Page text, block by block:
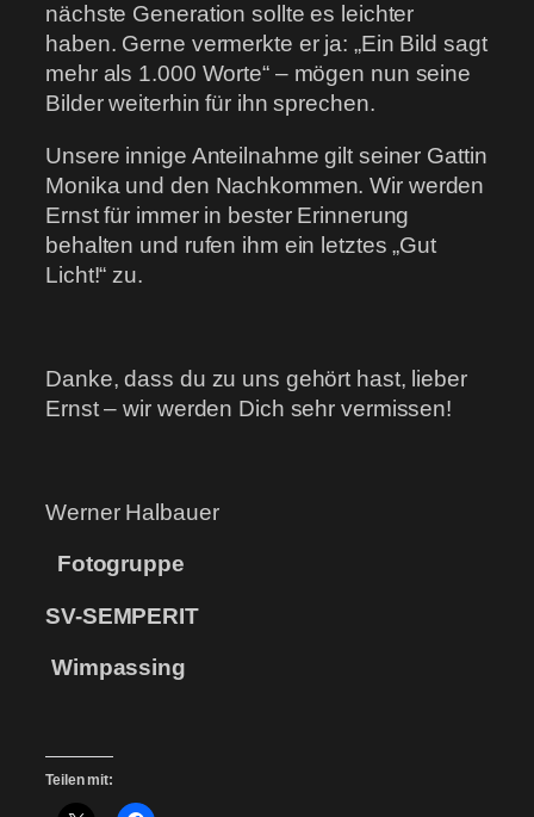
nächste Generation sollte es leichter
haben. Gerne vermerkte er ja: „Ein Bild sagt
mehr als 1.000 Worte“ – mögen nun seine
Bilder weiterhin für ihn sprechen.
Unsere innige Anteilnahme gilt seiner Gattin
Monika und den Nachkommen. Wir werden
Ernst für immer in bester Erinnerung
behalten und rufen ihm ein letztes „Gut
Licht!“ zu.
Danke, dass du zu uns gehört hast, lieber
Ernst – wir werden Dich sehr vermissen!
Werner Halbauer
Fotogruppe
SV-SEMPERIT
Wimpassing
Teilen mit: